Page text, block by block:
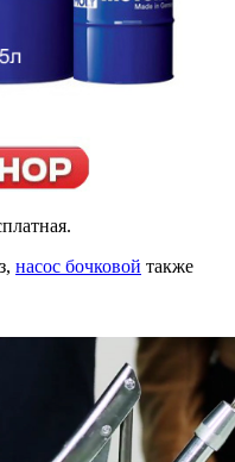
насос бочковой также